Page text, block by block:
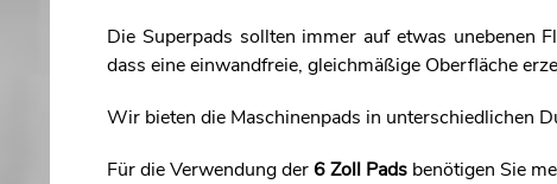
Die Superpads sollten immer auf etwas unebenen
dass eine einwandfreie, gleichmäßige Oberfläche
Wir bieten die Maschinenpads in unterschiedlichen
Für die Verwendung der6 Zoll Pads benötigen Sie